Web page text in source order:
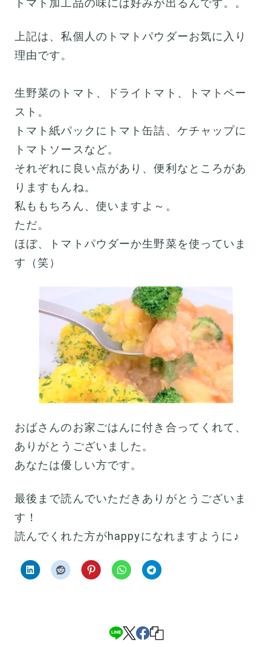
トマト加工品の味には好みが出るんです。。
上記は、私個人のトマトパウダーお気に入り
理由です。
生野菜のトマト、ドライトマト、トマトペー
スト。
トマト紙パックにトマト缶詰、ケチャップに
トマトソースなど。
それぞれに良い点があり、便利なところがあ
りますもんね。
私ももちろん、使いますよ～。
ただ。
ほぼ、トマトパウダーか生野菜を使っていま
す（笑）
おばさんのお家ごはんに付き合ってくれて、
ありがとうございました。
あなたは優しい方です。
最後まで読んでいただきありがとうございま
す！
読んでくれた方がhappyになれますように♪